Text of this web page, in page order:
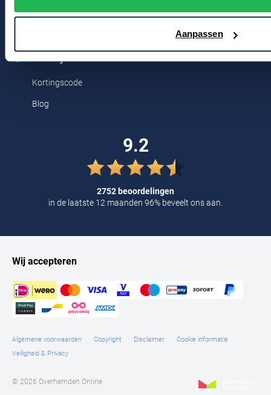
Aanpassen
UBR
William Lockie
Alle Merken
2311 CX Leiden
Voor jou
Kortingscode
Blog
9.2
2752 beoordelingen
in de laatste 12 maanden 96% beveelt ons aan.
Wij accepteren
Algemene voorwaarden Copyright Disclaimer
Cookie informatie
Veiligheid & Privacy
© 2026 Overhemden Online